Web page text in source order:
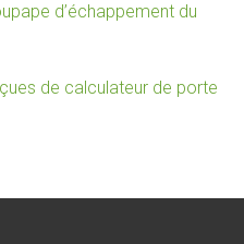
d’échappement du
de calculateur de porte